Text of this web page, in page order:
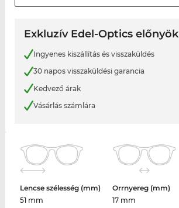
Exkluzív Edel-Optics előnyök
Ingyenes kiszállítás és visszaküldés
30 napos visszaküldési garancia
Kedvező árak
Vásárlás számlára
Lencse szélesség (mm)
51 mm
Orrnyereg (mm)
17 mm